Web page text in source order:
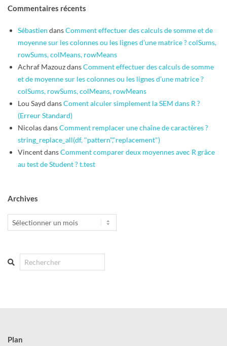
Commentaires récents
Sébastien dansComment effectuer des calculs de somme et de
moyenne sur les colonnes ou les lignes d’une matrice ? colSums,
rowSums, colMeans, rowMeans
Achraf MazouzdansComment effectuer des calculs de somme
et de moyenne sur les colonnes ou les lignes d’une matrice ?
colSums, rowSums, colMeans, rowMeans
Lou Sayd dansComent alculer simplement la SEM dans R ?
(Erreur Standard)
NicolasdansComment remplacer une chaîne de caractères ?
string_replace_all(df, "pattern","replacement")
VincentdansComment comparer deux moyennes avec R grâce
au test de Student ? t.test
Archives
Archives
Search
Plan